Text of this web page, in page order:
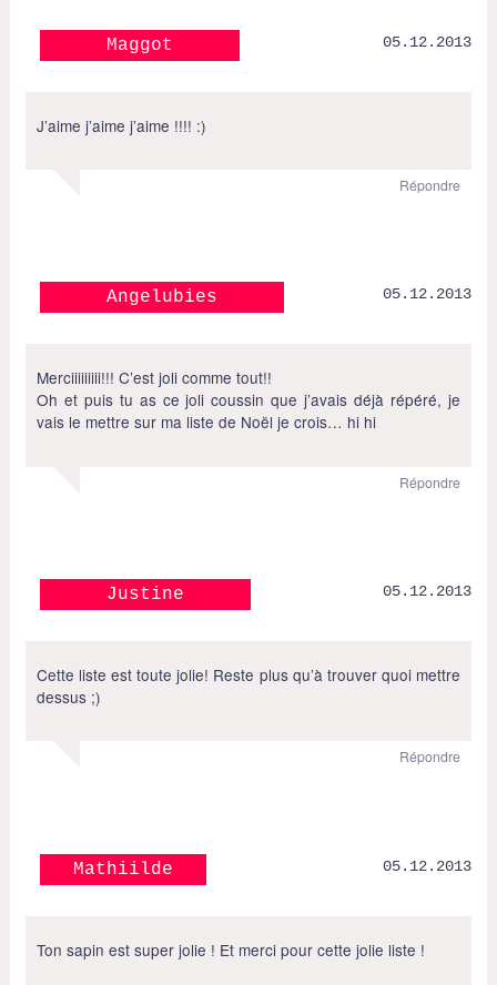
Maggot 05.12.2013
J’aime j’aime j’aime !!!! :)
Répondre
Angelubies 05.12.2013
Merciiiiiiiii!!! C’est joli comme tout!!
Oh et puis tu as ce joli coussin que j’avais déjà répéré, je
vais le mettre sur ma liste de Noël je crois… hi hi
Répondre
Justine 05.12.2013
Cette liste est toute jolie! Reste plus qu’à trouver quoi mettre
dessus ;)
Répondre
Mathiilde 05.12.2013
Ton sapin est super jolie ! Et merci pour cette jolie liste !